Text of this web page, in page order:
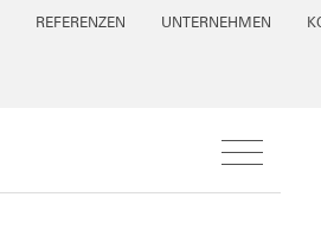
REFERENZEN UNTERNEHMEN